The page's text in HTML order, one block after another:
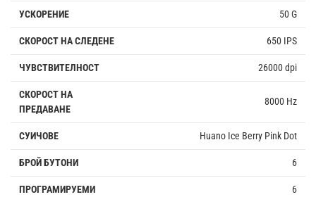
УСКОРЕНИЕ 50 G
СКОРОСТ НА СЛЕДЕНЕ 650 IPS
ЧУВСТВИТЕЛНОСТ 26000 dpi
СКОРОСТ НА
ПРЕДАВАНЕ
8000 Hz
СУИЧОВЕ Huano Ice Berry Pink Dot
БРОЙ БУТОНИ 6
ПРОГРАМИРУЕМИ
6